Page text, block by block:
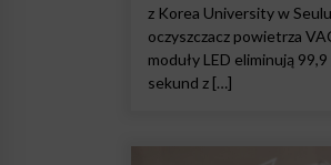
z Korea University w
oczyszczacz powietrza
moduły LED eliminują
sekund z […]